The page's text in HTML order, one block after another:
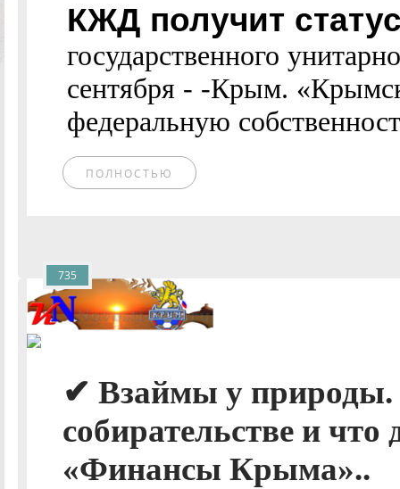
КЖД получит
государственного
сентября - -Крым.
федеральную
ПОЛНОСТЬЮ
✔ Взаймы у природы.
собирательстве и что
«Финансы Крыма»..
735